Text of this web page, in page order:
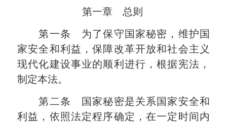
第一章 总则
第一条 为了保守国家秘密，维护国
家安全和利益，保障改革开放和社会主义
现代化建设事业的顺利进行，根据宪法，
制定本法。
第二条 国家秘密是关系国家安全和
利益，依照法定程序确定，在一定时间内